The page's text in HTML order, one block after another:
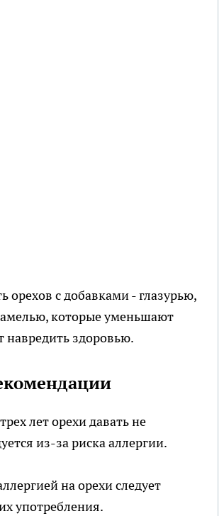
орехов с добавками - глазурью,
которые уменьшают
навредить здоровью.
лет орехи давать не
из-за риска аллергии.
на орехи следует
употребления.